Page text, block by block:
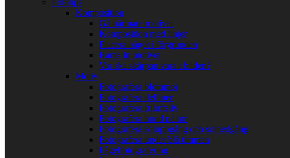
Fototips
Komposition
Gå närmare motivet
Komposition med linjer
Placera något i förgrunden
Rama in motivet
Var ska skärpan vara i bilden?
Motiv
Fotografera blommor
Fotografera delfiner
Fotografera friluftsliv
Fotografera hund på tur
Fotografera soluppgång och solnedgång
Fotografera under blå timmen
Fågelfotografering